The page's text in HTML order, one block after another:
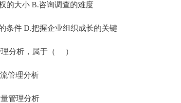
大小 B.咨询调查的难度
件 D.把握企业组织成长的关键
分析，属于（ ）
管理分析
管理分析